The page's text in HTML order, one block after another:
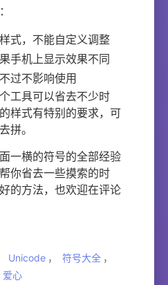
式，不能自定义调整
手机上显示效果不同
过不影响使用
工具可以省去不少时
样式有特别的要求，可
拼。
一横的符号的全部经验
你省去一些摸索的时
的方法，也欢迎在评论
Unicode ， 符号大全 ，
爱心